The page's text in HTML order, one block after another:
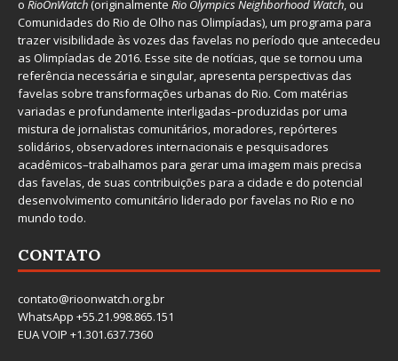
o RioOnWatch(originalmente Rio Olympics Neighborhood Watch, ou
Comunidades do Rio de Olho nas Olimpíadas), um programa para
trazer visibilidade às vozes das favelas no período que antecedeu
as Olimpíadas de 2016. Esse site de notícias, que se tornou uma
referência necessária e singular, apresenta perspectivas das
favelas sobre transformações urbanas do Rio. Com matérias
variadas e profundamente interligadas–produzidas por uma
mistura de jornalistas comunitários, moradores, repórteres
solidários, observadores internacionais e pesquisadores
acadêmicos–trabalhamos para gerar uma imagem mais precisa
das favelas, de suas contribuições para a cidade e do potencial
desenvolvimento comunitário liderado por favelas no Rio e no
mundo todo.
CONTATO
contato@rioonwatch.org.br
WhatsApp +55.21.998.865.151
EUA VOIP +1.301.637.7360